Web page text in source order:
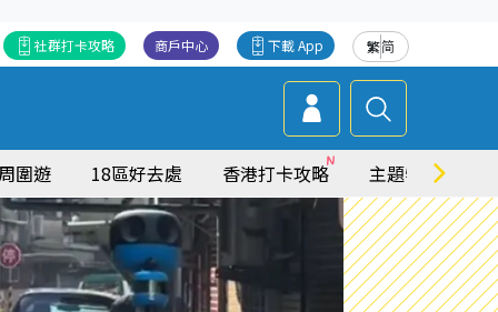
繁简
下載 App
商戶中心
社群打卡攻略
圍遊 18區好去處 香港打卡攻略 主題特集